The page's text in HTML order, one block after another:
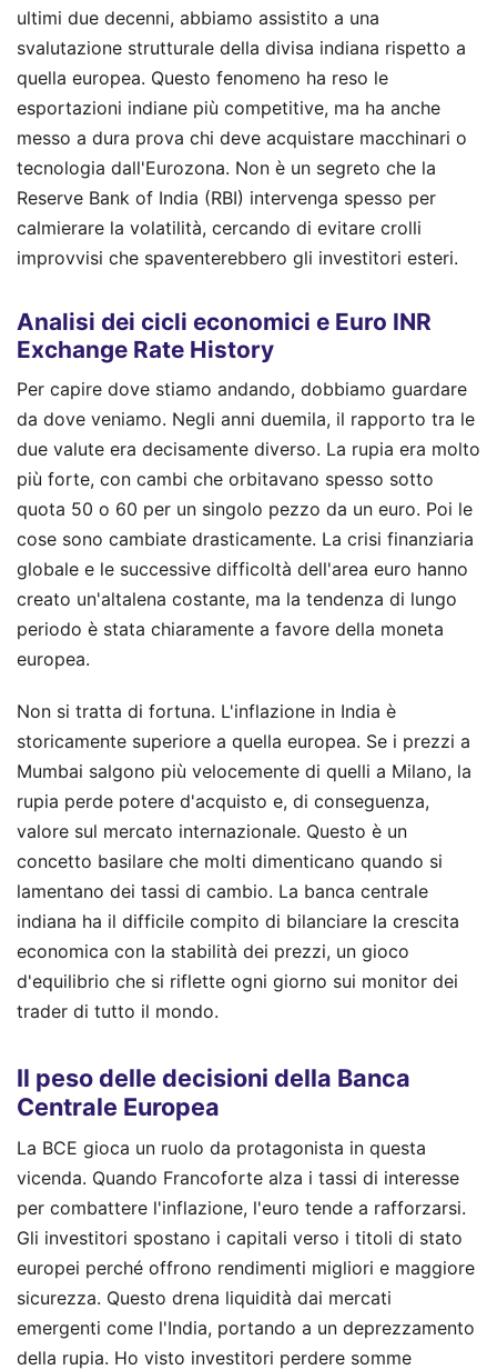
ultimi due decenni, abbiamo assistito a una
svalutazione strutturale della divisa indiana rispetto a
quella europea. Questo fenomeno ha reso le
esportazioni indiane più competitive, ma ha anche
messo a dura prova chi deve acquistare macchinari o
tecnologia dall'Eurozona. Non è un segreto che la
Reserve Bank of India (RBI) intervenga spesso per
calmierare la volatilità, cercando di evitare crolli
improvvisi che spaventerebbero gli investitori esteri.
Analisi dei cicli economici e Euro INR
Exchange Rate History
Per capire dove stiamo andando, dobbiamo guardare
da dove veniamo. Negli anni duemila, il rapporto tra le
due valute era decisamente diverso. La rupia era molto
più forte, con cambi che orbitavano spesso sotto
quota 50 o 60 per un singolo pezzo da un euro. Poi le
cose sono cambiate drasticamente. La crisi finanziaria
globale e le successive difficoltà dell'area euro hanno
creato un'altalena costante, ma la tendenza di lungo
periodo è stata chiaramente a favore della moneta
europea.
Non si tratta di fortuna. L'inflazione in India è
storicamente superiore a quella europea. Se i prezzi a
Mumbai salgono più velocemente di quelli a Milano, la
rupia perde potere d'acquisto e, di conseguenza,
valore sul mercato internazionale. Questo è un
concetto basilare che molti dimenticano quando si
lamentano dei tassi di cambio. La banca centrale
indiana ha il difficile compito di bilanciare la crescita
economica con la stabilità dei prezzi, un gioco
d'equilibrio che si riflette ogni giorno sui monitor dei
trader di tutto il mondo.
Il peso delle decisioni della Banca
Centrale Europea
La BCE gioca un ruolo da protagonista in questa
vicenda. Quando Francoforte alza i tassi di interesse
per combattere l'inflazione, l'euro tende a rafforzarsi.
Gli investitori spostano i capitali verso i titoli di stato
europei perché offrono rendimenti migliori e maggiore
sicurezza. Questo drena liquidità dai mercati
emergenti come l'India, portando a un deprezzamento
della rupia. Ho visto investitori perdere somme